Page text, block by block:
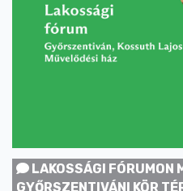
LAKOSSÁGI FÓRUMON
GYŐRSZENTIVÁNI KÖR